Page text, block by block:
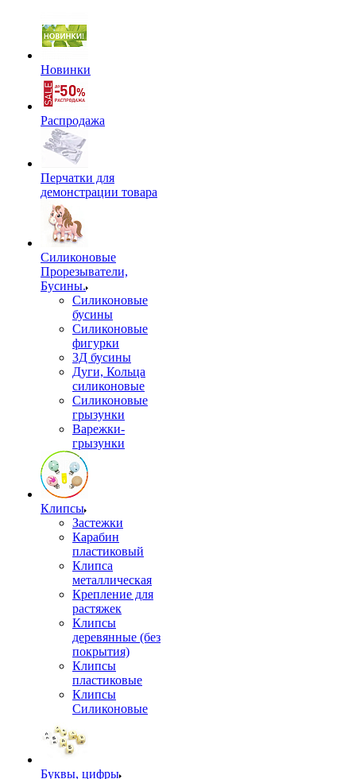
Новинки
Распродажа
Перчатки для
демонстрации товара
Силиконовые
Прорезыватели,
Бусины.
Силиконовые
бусины
Силиконовые
фигурки
3Д бусины
Дуги, Кольца
силиконовые
Силиконовые
грызунки
Варежки-
грызунки
Клипсы
Застежки
Карабин
пластиковый
Клипса
металлическая
Крепление для
растяжек
Клипсы
деревянные (без
покрытия)
Клипсы
пластиковые
Клипсы
Силиконовые
Буквы, цифры